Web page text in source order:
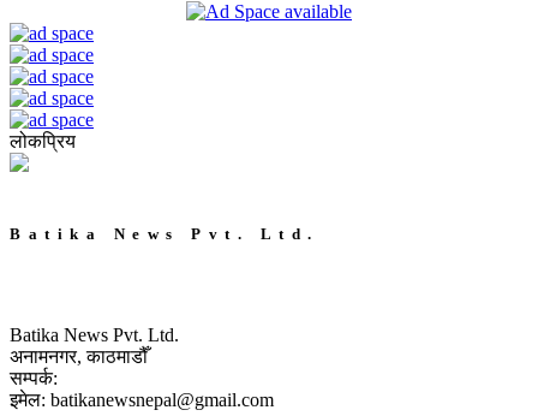
लोकप्रिय
Batika News Pvt. Ltd.
Batika News Pvt. Ltd.
अनामनगर, काठमाडौँ
सम्पर्क:
इमेल: batikanewsnepal@gmail.com